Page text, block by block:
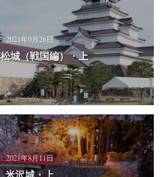
2021年9月26日
城（戦国編）・上
2021年8月11日